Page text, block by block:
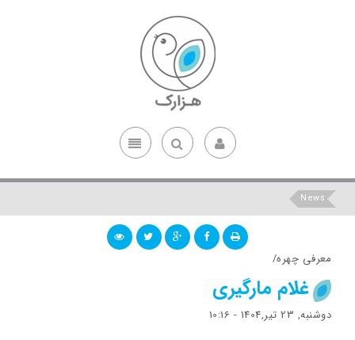
News
معرفی چهره/
غلام مارگیری
دوشنبه, 23 تیر,1404 - 10:16